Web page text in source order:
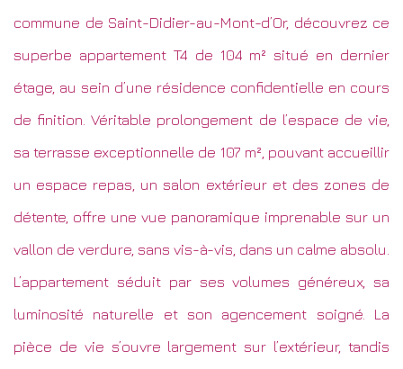
commune de Saint-Didier-au-Mont-d’Or, découvrez ce
superbe appartement T4 de 104 m² situé en dernier
étage, au sein d’une résidence confidentielle en cours
de finition. Véritable prolongement de l’espace de vie,
sa terrasse exceptionnelle de 107 m², pouvant accueillir
un espace repas, un salon extérieur et des zones de
détente, offre une vue panoramique imprenable sur un
vallon de verdure, sans vis-à-vis, dans un calme absolu.
L’appartement séduit par ses volumes généreux, sa
luminosité naturelle et son agencement soigné. La
pièce de vie s’ouvre largement sur l’extérieur, tandis